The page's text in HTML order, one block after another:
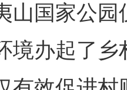
国家公园
境办起了